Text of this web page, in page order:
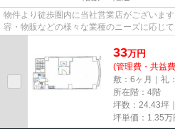
物件より徒歩圏内に当社営業店がございま
容・物販などの様々な業種のニーズに応じ
尚、弊社ではおとり広告は一切...
33万円
(管理費・共益
敷：6ヶ月｜礼
所在階：4階
坪数：24.43坪
坪単価： 1.35万